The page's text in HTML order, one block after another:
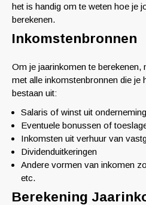
het is handig om te weten hoe je
berekenen.
Inkomstenbronnen
Om je jaarinkomen te berekenen,
met alle inkomstenbronnen die je
bestaan uit:
Salaris of winst uit onderneming
Eventuele bonussen of
Inkomsten uit verhuur van
Dividenduitkeringen
Andere vormen van inkomen
etc.
Berekening